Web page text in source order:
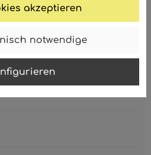
akzeptieren
notwendige